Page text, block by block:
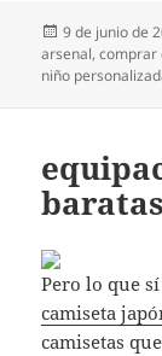
Publicado
el
9 de junio de
arsenal,comprar
niño
baratas
Pero lo que
camiseta
camisetas